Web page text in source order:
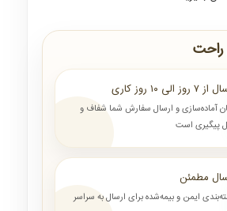
راحت
روز الی ۱۰ روز کاری
آماده‌سازی و ارسال سفارش شما شفاف و
پیگیری است
مطمئن
ایمن و بیمه‌شده برای ارسال به سراسر